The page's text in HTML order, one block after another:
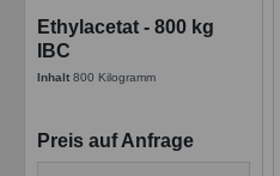
Ethylacetat - 800 kg
IBC
Inhalt800 Kilogramm
Preis auf Anfrage